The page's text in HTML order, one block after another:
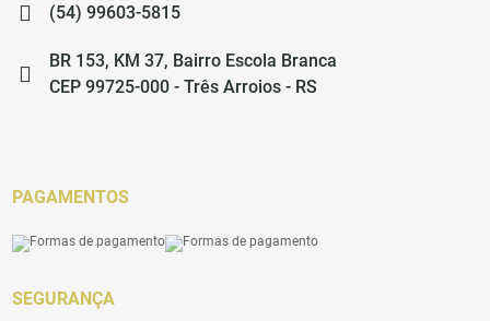
(54) 99603-5815
BR 153, KM 37, Bairro Escola Branca
CEP 99725-000 - Três Arroios - RS
PAGAMENTOS
SEGURANÇA